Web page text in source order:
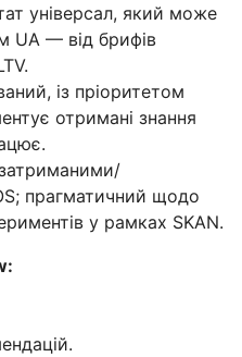
універсал, який може
UA — від брифів
із пріоритетом
отримані знання
прагматичний щодо
у рамках SKAN.